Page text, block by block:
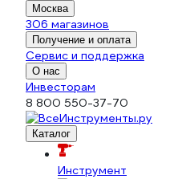
Москва
306 магазинов
Получение и оплата
Сервис и поддержка
О нас
Инвесторам
8 800 550-37-70
Каталог
Инструмент